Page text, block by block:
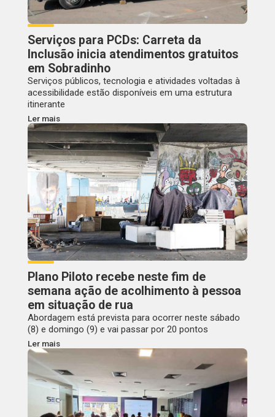
Serviços para PCDs: Carreta da
Inclusão inicia atendimentos gratuitos
em Sobradinho
Serviços públicos, tecnologia e atividades voltadas à
acessibilidade estão disponíveis em uma estrutura
itinerante
Ler mais
Plano Piloto recebe neste fim de
semana ação de acolhimento à pessoa
em situação de rua
Abordagem está prevista para ocorrer neste sábado
(8) e domingo (9) e vai passar por 20 pontos
Ler mais